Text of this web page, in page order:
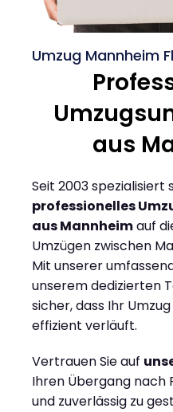
Umzug Mannheim
aus
Seit 2003 spezialisiert
professionelles
aus Mannheimauf
Umzügen zwischen
Mit unserer
unserem dedizierten
sicher, dass Ihr
effizient verläuft.
Vertrauen Sie auf
Ihren Übergang nach
und zuverlässig zu